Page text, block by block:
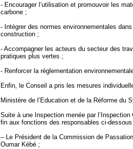
‐ Encourager l’utilisation et promouvoir les
carbone ;
‐ Intégrer des normes environnementales
construction ;
‐ Accompagner les acteurs du secteur des
pratiques plus vertes ;
‐ Renforcer la réglementation
Enfin, le Conseil a pris les mesures
Ministère de l’Education et de la Réforme du
Suite à une Inspection menée par
fin aux fonctions des responsables ci-
– Le Président de la Commission de
Oumar Kébé ;